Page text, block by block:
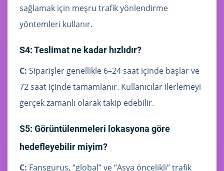
sağlamak için meşru trafik yönlendirme
yöntemleri kullanır.
S4: Teslimat ne kadar hızlıdır?
C: Siparişler genellikle 6–24 saat içinde başlar ve
72 saat içinde tamamlanır. Kullanıcılar ilerlemeyi
gerçek zamanlı olarak takip edebilir.
S5: Görüntülenmeleri lokasyona göre
hedefleyebilir miyim?
C: Fansgurus, “global” ve “Asya öncelikli” trafik